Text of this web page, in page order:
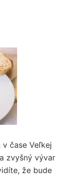
čase Veľkej
zvyšný vývar
že bude